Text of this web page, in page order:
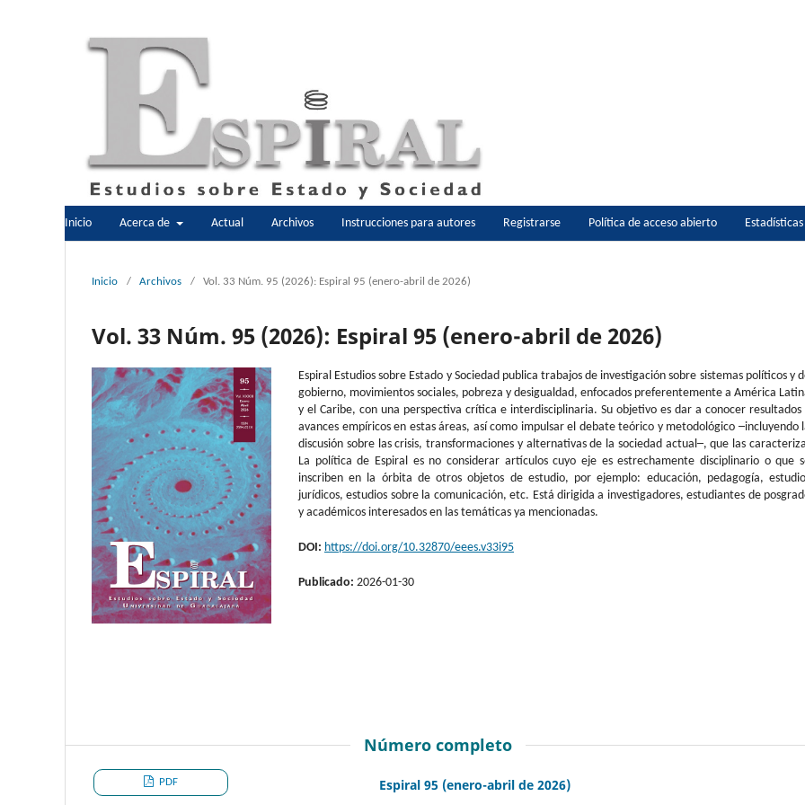
Inicio Acerca de Actual Archivos Instrucciones para autores Registrarse Política de acceso abierto Estadísticas
Inicio / Archivos / Vol. 33 Núm. 95 (2026): Espiral 95 (enero-abril de 2026)
Vol. 33 Núm. 95 (2026): Espiral 95 (enero-abril de 2026)
Espiral Estudios sobre Estado y Sociedad publica trabajos de investigación sobre sistemas políticos y
gobierno, movimientos sociales, pobreza y desigualdad, enfocados preferentemente a América
y el Caribe, con una perspectiva crítica e interdisciplinaria. Su objetivo es dar a conocer resultados
avances empíricos en estas áreas, así como impulsar el debate teórico y metodológico ─incluyendo
discusión sobre las crisis, transformaciones y alternativas de la sociedad actual─, que las
La política de Espiral es no considerar artículos cuyo eje es estrechamente disciplinario o que
inscriben en la órbita de otros objetos de estudio, por ejemplo: educación, pedagogía,
jurídicos, estudios sobre la comunicación, etc. Está dirigida a investigadores, estudiantes de
y académicos interesados en las temáticas ya mencionadas.
DOI: https://doi.org/10.32870/eees.v33i95
Publicado: 2026-01-30
Número completo
Espiral 95 (enero-abril de 2026)
PDF